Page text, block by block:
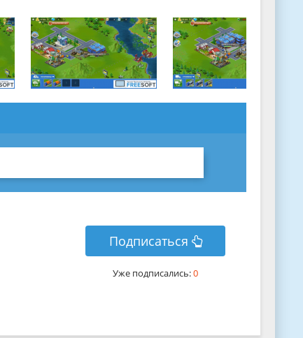
Подписаться
Уже подписались:0